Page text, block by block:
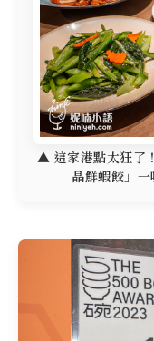
▲ 這家港點太狂了
晶鮮蝦餃」一